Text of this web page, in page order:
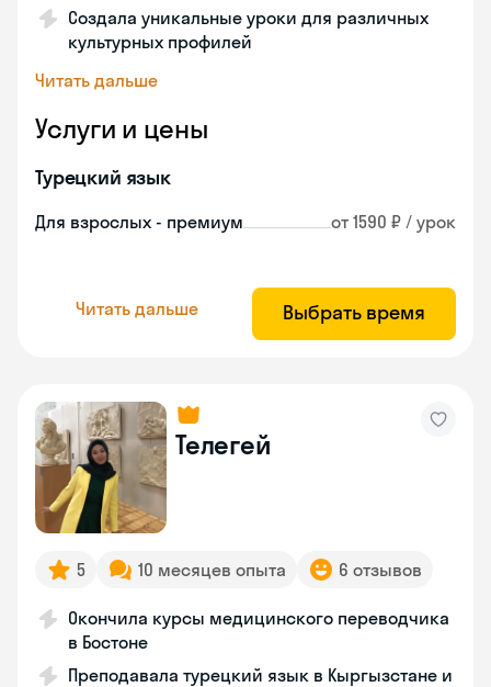
Создала уникальные уроки для различных
культурных профилей
Читать дальше
Услуги и цены
Турецкий язык
Для взрослых - премиум от 1590 ₽ / урок
Читать дальше Выбрать время
Телегей
5 10 месяцев опыта 6 отзывов
Окончила курсы медицинского переводчика
в Бостоне
Преподавала турецкий язык в Кыргызстане и